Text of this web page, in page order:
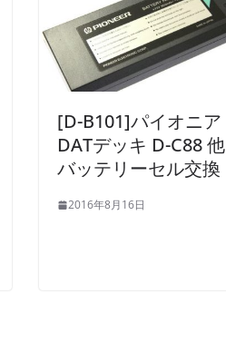
[D-B101]パイオニア
DATデッキ D-C88 他
バッテリーセル交換
2016年8月16日